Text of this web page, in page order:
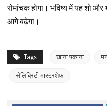
रोमांचक होगा। भविष्य में यह शो
आगे बढ़ेगा।
Tags खाना पकाना
सेलिब्रिटी मास्टरशेफ